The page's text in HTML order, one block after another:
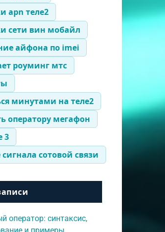
apn теле2
сети вин мобайл
айфона по imei
роуминг мтс
минутами на теле2
оператору мегафон
3
сотовой связи
оператор: синтаксис,